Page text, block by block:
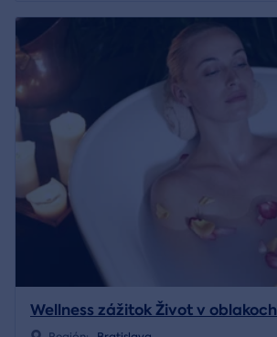
Wellness zážitok Život v oblakoch